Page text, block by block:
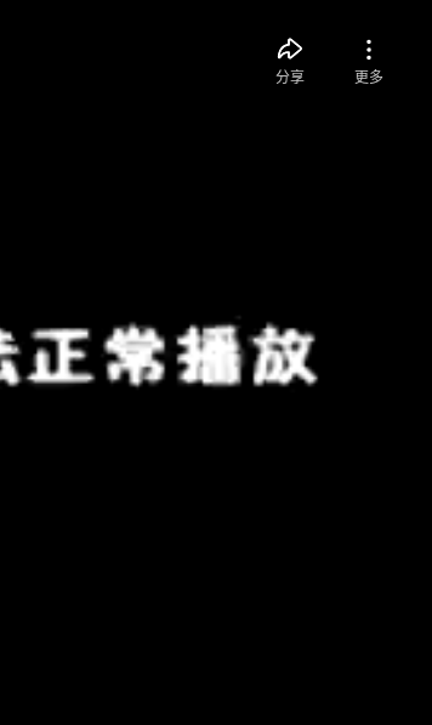
分享 更多